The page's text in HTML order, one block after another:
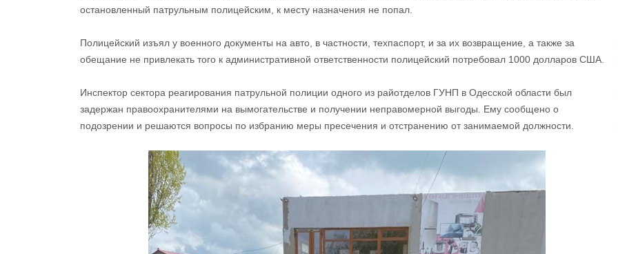
остановленный патрульным полицейским, к месту назначения не попал.
Полицейский изъял у военного документы на авто, в частности, техпаспорт, и за их возвращение, а также за
обещание не привлекать того к административной ответственности полицейский потребовал 1000 долларов США.
Инспектор сектора реагирования патрульной полиции одного из райотделов ГУНП в Одесской области был
задержан правоохранителями на вымогательстве и получении неправомерной выгоды. Ему сообщено о
подозрении и решаются вопросы по избранию меры пресечения и отстранению от занимаемой должности.